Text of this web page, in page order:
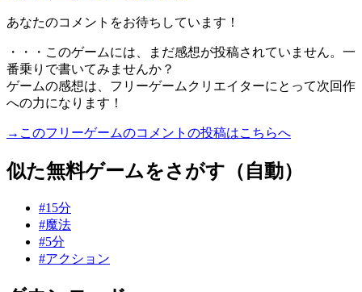
あなたのコメントをお待ちしています！
・・・このゲームには、まだ感想が投稿されていません。一
番乗りで書いてみませんか？
ゲームの感想は、フリーゲームクリエイターにとって次回作
への力になります！
→このフリーゲームのコメントの投稿はこちらへ
似た無料ゲームをさがす（自動）
#15分
#魔法
#5分
#アクション